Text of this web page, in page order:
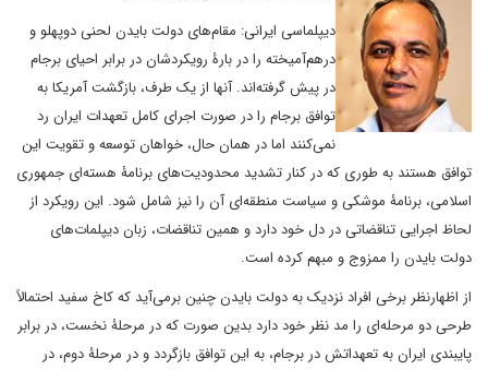
دیپلماسی ایرانی: مقام‌های دولت بایدن لحنی دوپهلو و
درهم‌آمیخته را در بارۀ رویکردشان در برابر احیای برجام
در پیش گرفته‌اند. آنها از یک طرف، بازگشت آمریکا به
توافق برجام را در صورت اجرای کامل تعهدات ایران رد
نمی‌کنند اما در همان حال، خواهان توسعه و تقویت این
توافق هستند به طوری که در کنار تشدید محدودیت‌های برنامۀ هسته‌ای جمهوری
اسلامی، برنامۀ موشکی و سیاست منطقه‌ای آن را نیز شامل شود. این رویکرد از
لحاظ اجرایی تناقضاتی در دل خود دارد و همین تناقضات، زبان دیپلمات‌های
دولت بایدن را ممزوج و مبهم کرده است.
از اظهارنظر برخی افراد نزدیک به دولت بایدن چنین برمی‌آید که کاخ سفید احتمالاً
طرحی دو مرحله‌ای را مد نظر خود دارد بدین صورت که در مرحلۀ نخست، در برابر
پایبندی ایران به تعهداتش در برجام، به این توافق بازگردد و در مرحلۀ دوم، در